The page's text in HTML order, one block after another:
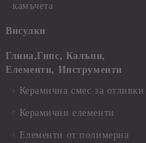
камъчета
Висулки
Глина,Гипс, Калъпи,
Елементи, Инструменти
Керамична смес за отливки
Керамични елементи
Елементи от полимерна